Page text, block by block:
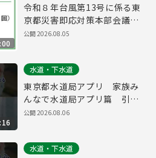
令和８年台風第13号に係る東
京都災害即応対策本部会議
（第２回）/ 令和８年熊本地震
公開2026.08.05
水道・下水道
東京都水道局アプリ 家族み
んなで水道局アプリ篇 引っ
越し・防災 縦ver.（１５
公開2026.08.06
水道・下水道